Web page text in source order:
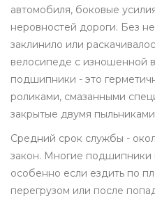
автомобиля, боковые
неровностей дороги. Без
заклинило или
велосипеде с изношенной
подшипники - это
роликами, смазанными
закрытые двумя
Средний срок службы -
закон. Многие подшипники
особенно если ездить по
перегрузом или после